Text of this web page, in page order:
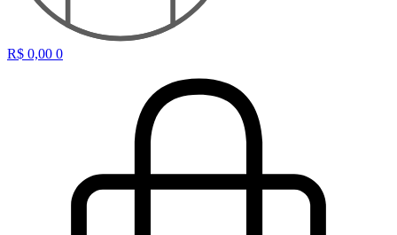
R$ 0,00 0